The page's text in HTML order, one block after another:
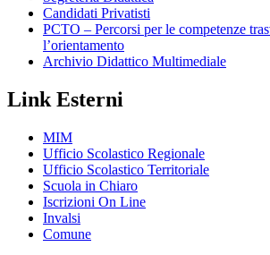
Candidati Privatisti
PCTO – Percorsi per le competenze
l’orientamento
Archivio Didattico Multimediale
Link Esterni
MIM
Ufficio Scolastico Regionale
Ufficio Scolastico Territoriale
Scuola in Chiaro
Iscrizioni On Line
Invalsi
Comune